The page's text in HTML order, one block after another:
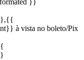
}}
,{{
à vista no boleto/Pix